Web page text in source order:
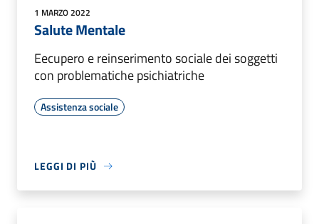
1 MARZO 2022
Salute Mentale
Eecupero e reinserimento sociale dei soggetti
con problematiche psichiatriche
Assistenza sociale
LEGGI DI PIÙ